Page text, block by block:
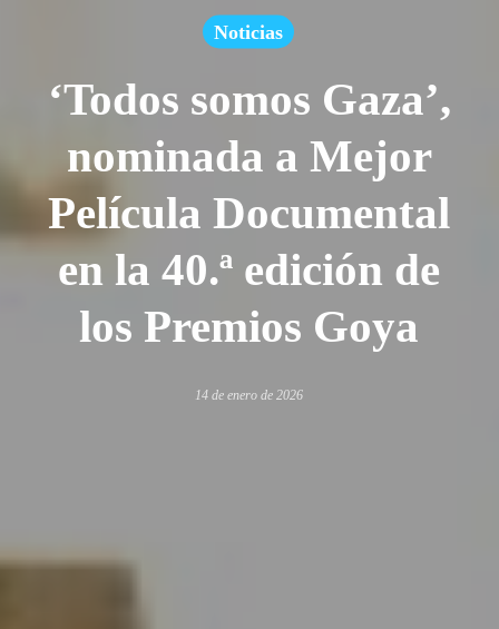
Noticias
‘Todos somos Gaza’,
nominada a Mejor
Película Documental
en la 40.ª edición de
los Premios Goya
14 de enero de 2026